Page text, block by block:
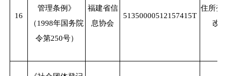
16
管理条例》
（1998年国务院
令第250号）
福建省信
息协会
51350000512157415T
住所变
改